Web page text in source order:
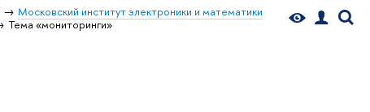
Московский институт электроники и математики
Тема «мониторинги»